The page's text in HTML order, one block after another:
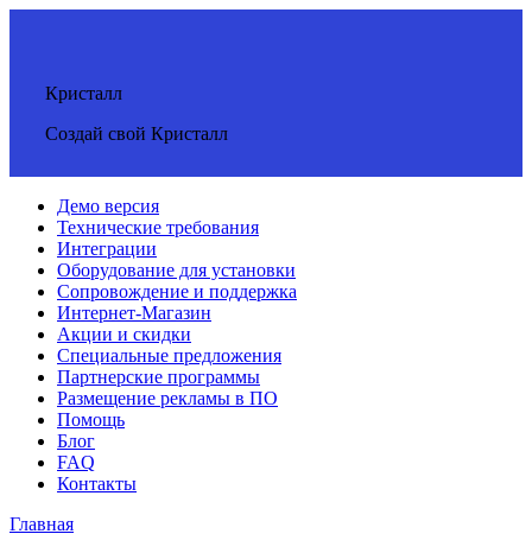
Кристалл
Создай свой Кристалл
Демо версия
Технические требования
Интеграции
Оборудование для установки
Сопровождение и поддержка
Интернет-Магазин
Акции и скидки
Специальные предложения
Партнерские программы
Размещение рекламы в ПО
Помощь
Блог
FAQ
Контакты
Главная